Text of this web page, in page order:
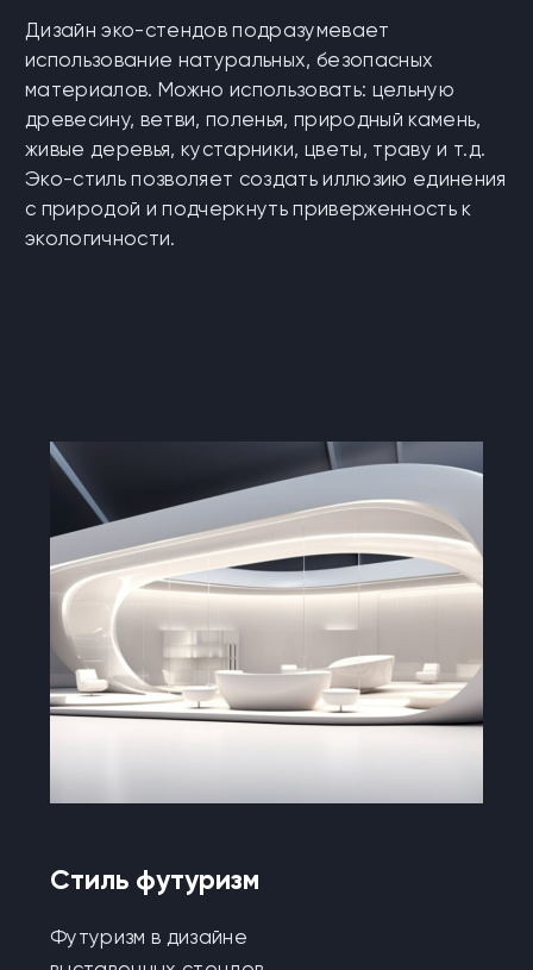
Дизайн эко-стендов подразумевает
использование натуральных, безопасных
материалов. Можно использовать: цельную
древесину, ветви, поленья, природный камень,
живые деревья, кустарники, цветы, траву и т.д.
Эко-стиль позволяет создать иллюзию единения
с природой и подчеркнуть приверженность к
экологичности.
Стиль футуризм
Футуризм в дизайне